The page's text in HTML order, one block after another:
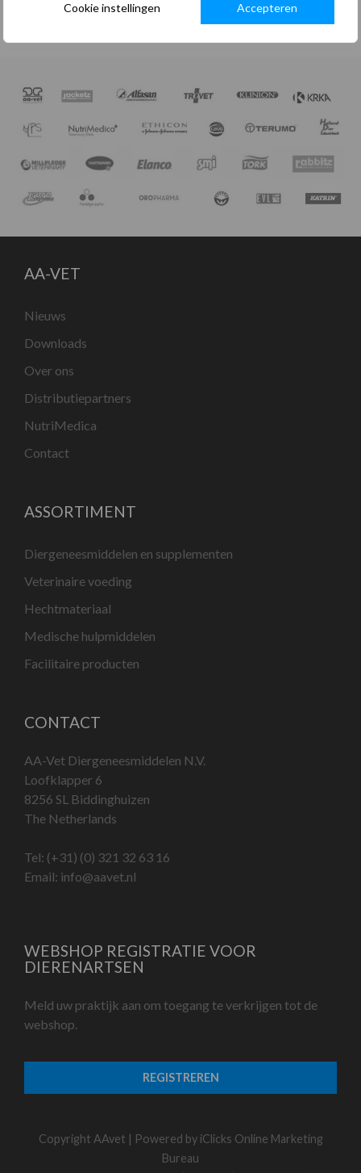
Cookie instellingen Accepteren
AA-VET
Nieuws
Downloads
Over ons
Distributiepartners
NutriMedica
Contact
ASSORTIMENT
Diergeneesmiddelen en supplementen
Veterinaire voeding
Hechtmateriaal
Medische hulpmiddelen
Facilitaire producten
CONTACT
AA-Vet Diergeneesmiddelen N.V.
Loofklapper 6
8256 SL Biddinghuizen
The Netherlands
Tel: (+31) (0) 321 32 63 16
Email: info@aavet.nl
WEBSHOP REGISTRATIE VOOR
DIERENARTSEN
Meld uw praktijk aan om toegang te verkrijgen tot de
webshop.
REGISTREREN
Copyright AAvet | Powered by iClicks Online Marketing
Bureau